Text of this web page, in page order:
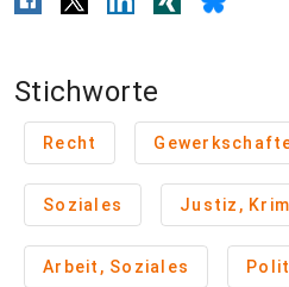
Stichworte
Recht
Soziales Justiz,
Arbeit, Soziales